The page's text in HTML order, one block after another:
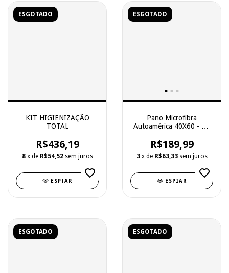
ESGOTADO
KIT HIGIENIZAÇÃO
TOTAL
R$436,19
8 x de R$54,52 sem juros
ESPIAR
ESGOTADO
Pano Microfibra
Autoamérica 40X60 - Kit
R$189,99
3 x de R$63,33 sem juros
ESPIAR
ESGOTADO ESGOTADO